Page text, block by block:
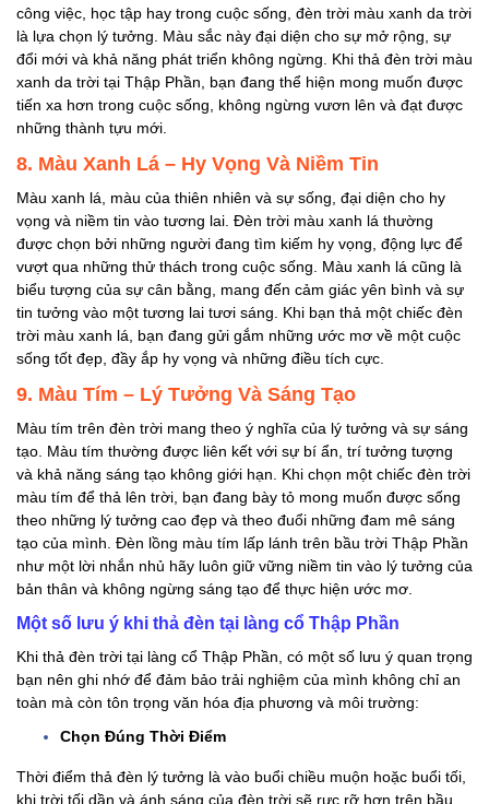
công việc, học tập hay trong cuộc sống, đèn trời màu xanh da trời
là lựa chọn lý tưởng. Màu sắc này đại diện cho sự mở rộng, sự
đổi mới và khả năng phát triển không ngừng. Khi thả đèn trời màu
xanh da trời tại Thập Phần, bạn đang thể hiện mong muốn được
tiến xa hơn trong cuộc sống, không ngừng vươn lên và đạt được
những thành tựu mới.
8. Màu Xanh Lá – Hy Vọng Và Niềm Tin
Màu xanh lá, màu của thiên nhiên và sự sống, đại diện cho hy
vọng và niềm tin vào tương lai. Đèn trời màu xanh lá thường
được chọn bởi những người đang tìm kiếm hy vọng, động lực để
vượt qua những thử thách trong cuộc sống. Màu xanh lá cũng là
biểu tượng của sự cân bằng, mang đến cảm giác yên bình và sự
tin tưởng vào một tương lai tươi sáng. Khi bạn thả một chiếc đèn
trời màu xanh lá, bạn đang gửi gắm những ước mơ về một cuộc
sống tốt đẹp, đầy ắp hy vọng và những điều tích cực.
9. Màu Tím – Lý Tưởng Và Sáng Tạo
Màu tím trên đèn trời mang theo ý nghĩa của lý tưởng và sự sáng
tạo. Màu tím thường được liên kết với sự bí ẩn, trí tưởng tượng
và khả năng sáng tạo không giới hạn. Khi chọn một chiếc đèn trời
màu tím để thả lên trời, bạn đang bày tỏ mong muốn được sống
theo những lý tưởng cao đẹp và theo đuổi những đam mê sáng
tạo của mình. Đèn lồng màu tím lấp lánh trên bầu trời Thập Phần
như một lời nhắn nhủ hãy luôn giữ vững niềm tin vào lý tưởng của
bản thân và không ngừng sáng tạo để thực hiện ước mơ.
Một số lưu ý khi thả đèn tại làng cổ Thập Phần
Khi thả đèn trời tại làng cổ Thập Phần, có một số lưu ý quan trọng
bạn nên ghi nhớ để đảm bảo trải nghiệm của mình không chỉ an
toàn mà còn tôn trọng văn hóa địa phương và môi trường:
Chọn Đúng Thời Điểm
Thời điểm thả đèn lý tưởng là vào buổi chiều muộn hoặc buổi tối,
khi trời tối dần và ánh sáng của đèn trời sẽ rực rỡ hơn trên bầu